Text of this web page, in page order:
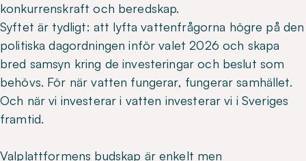
konkurrenskraft och beredskap.
Syftet är tydligt: att lyfta vattenfrågorna högre på den
politiska dagordningen inför valet 2026 och skapa
bred samsyn kring de investeringar och beslut som
behövs. För när vatten fungerar, fungerar samhället.
Och när vi investerar i vatten investerar vi i Sveriges
framtid.
Valplattformens budskap är enkelt men